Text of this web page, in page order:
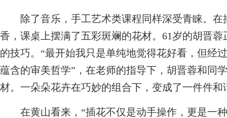
除了音乐，手工艺术类课程同样深受青睐。在
香，课桌上摆满了五彩斑斓的花材。61岁的胡晋
的技巧。“最开始我只是单纯地觉得花好看，但经
蕴含的审美哲学”，在老师的指导下，胡晋蓉和同
材。一朵朵花卉在巧妙的组合下，变成了一件件和
在黄山看来，“插花不仅是动手操作，更是一种